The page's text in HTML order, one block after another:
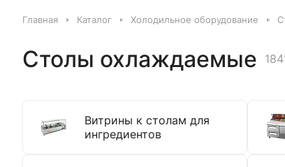
Главная Каталог Холодильное оборудование
Столы охлаждаемые
Витрины к столам для
ингредиентов